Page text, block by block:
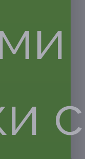
в удобное
по телефону.
с